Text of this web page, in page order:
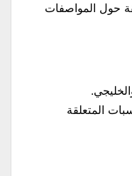
حول المواصفات
المتعلقة